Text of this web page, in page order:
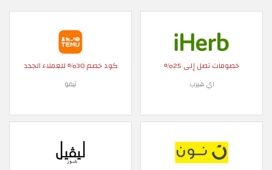
خصومات تصل إلى 25%
اي هيرب
كود خصم 30% للعملاء الجدد
تيمو